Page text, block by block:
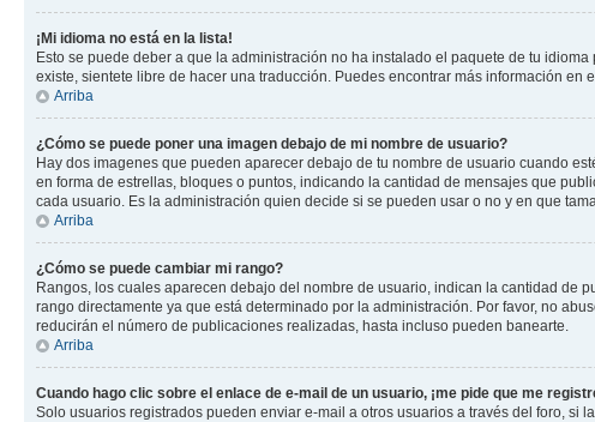
¡Mi idioma no está en la lista!
Esto se puede deber a que la administración no ha instalado el paquete de tu
existe, sientete libre de hacer una traducción. Puedes encontrar más información en
Arriba
¿Cómo se puede poner una imagen debajo de mi nombre de usuario?
Hay dos imagenes que pueden aparecer debajo de tu nombre de usuario cuando
en forma de estrellas, bloques o puntos, indicando la cantidad de mensajes que
cada usuario. Es la administración quien decide si se pueden usar o no y en que
Arriba
¿Cómo se puede cambiar mi rango?
Rangos, los cuales aparecen debajo del nombre de usuario, indican la cantidad de
rango directamente ya que está determinado por la administración. Por favor, no
reducirán el número de publicaciones realizadas, hasta incluso pueden banearte.
Arriba
Cuando hago clic sobre el enlace de e-mail de un usuario, ¡me pide que me
Solo usuarios registrados pueden enviar e-mail a otros usuarios a través del foro,